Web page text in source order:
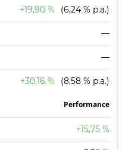
+19,90 % (6,24 % p.a.)
—
—
+30,16 % (8,58 % p.a.)
Perfor­mance
+15,75 %